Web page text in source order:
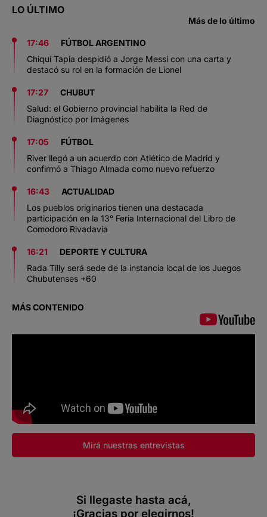
LO ÚLTIMO
Más de lo último
17:46
FÚTBOL ARGENTINO
Chiqui Tapia despidió a Jorge Messi con una carta y
destacó su rol en la formación de Lionel
17:27
CHUBUT
Salud: el Gobierno provincial habilita la Red de
Diagnóstico por Imágenes
17:05
FÚTBOL
River llegó a un acuerdo con Atlético de Madrid y
confirmó a Thiago Almada como nuevo refuerzo
16:43
ACTUALIDAD
Los pueblos originarios tienen una destacada
participación en la 13° Feria Internacional del Libro de
Comodoro Rivadavia
16:21
DEPORTE Y CULTURA
Rada Tilly será sede de la instancia local de los Juegos
Chubutenses +60
MÁS CONTENIDO
Mirá nuestras entrevistas
Si llegaste hasta acá,
¡Gracias por elegirnos!